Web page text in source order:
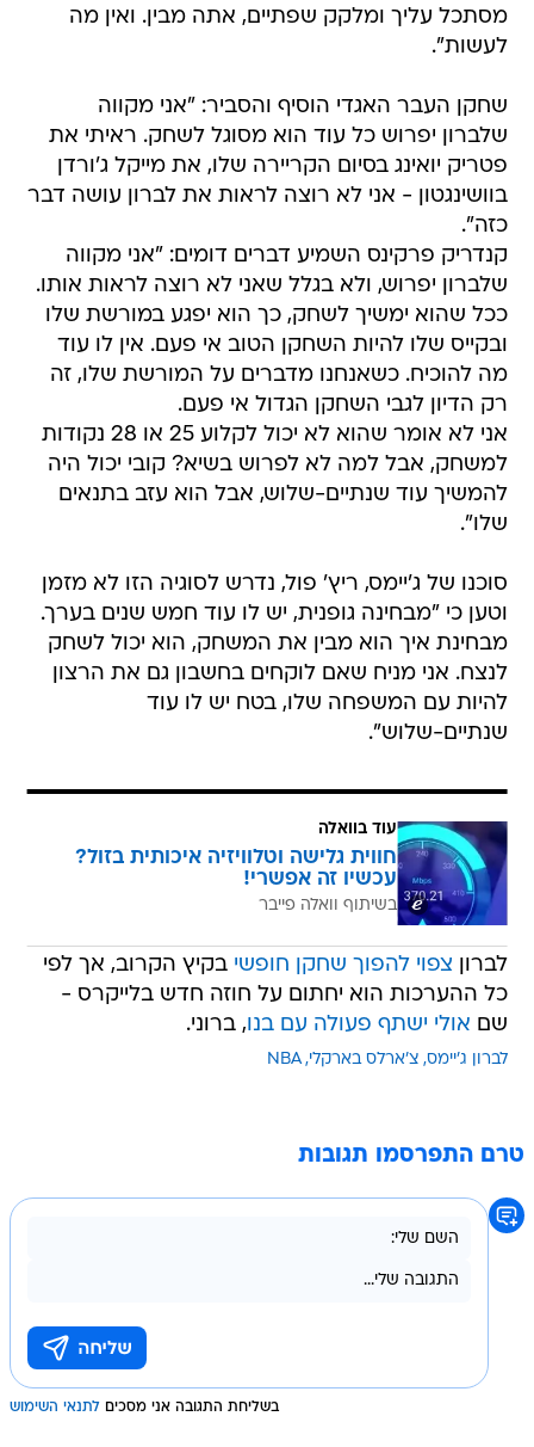
מסתכל עליך ומלקק שפתיים, אתה מבין. ואין מה
לעשות".
שחקן העבר האגדי הוסיף והסביר: "אני מקווה
שלברון יפרוש כל עוד הוא מסוגל לשחק. ראיתי את
פטריק יואינג בסיום הקריירה שלו, את מייקל ג'ורדן
בוושינגטון - אני לא רוצה לראות את לברון עושה דבר
כזה".
קנדריק פרקינס השמיע דברים דומים: "אני מקווה
שלברון יפרוש, ולא בגלל שאני לא רוצה לראות אותו.
ככל שהוא ימשיך לשחק, כך הוא יפגע במורשת שלו
ובקייס שלו להיות השחקן הטוב אי פעם. אין לו עוד
מה להוכיח. כשאנחנו מדברים על המורשת שלו, זה
רק הדיון לגבי השחקן הגדול אי פעם.
אני לא אומר שהוא לא יכול לקלוע 25 או 28 נקודות
למשחק, אבל למה לא לפרוש בשיא? קובי יכול היה
להמשיך עוד שנתיים-שלוש, אבל הוא עזב בתנאים
שלו".
סוכנו של ג'יימס, ריץ' פול, נדרש לסוגיה הזו לא מזמן
וטען כי "מבחינה גופנית, יש לו עוד חמש שנים בערך.
מבחינת איך הוא מבין את המשחק, הוא יכול לשחק
לנצח. אני מניח שאם לוקחים בחשבון גם את הרצון
להיות עם המשפחה שלו, בטח יש לו עוד
שנתיים-שלוש".
עוד בוואלה
חווית גלישה וטלוויזיה איכותית בזול?
עכשיו זה אפשרי!
בשיתוף וואלה פייבר
לברון צפוי להפוך שחקן חופשי בקיץ הקרוב, אך לפי
כל ההערכות הוא יחתום על חוזה חדש בלייקרס -
שם אולי ישתף פעולה עם בנו, ברוני.
לברון ג'יימס צ'ארלס בארקלי NBA
טרם התפרסמו תגובות
בשליחת התגובה אני מסכים לתנאי השימוש